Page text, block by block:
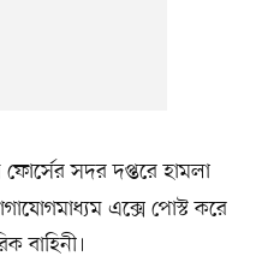
সদর দপ্তরে হামলা
এক্সে পোস্ট করে
বাহিনী।